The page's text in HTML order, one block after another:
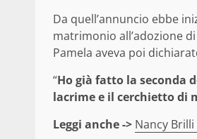
Da quell’annuncio ebbe
matrimonio all’adozione
Pamela aveva poi
“Ho già fatto la seconda
lacrime e il cerchietto di
Leggi anche -> Nancy